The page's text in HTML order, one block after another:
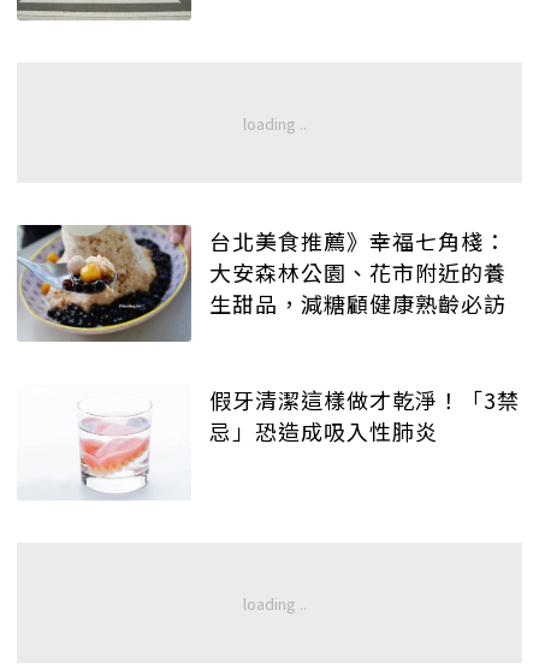
台北美食推薦》幸福七角棧：
大安森林公園、花市附近的養
生甜品，減糖顧健康熟齡必訪
假牙清潔這樣做才乾淨！「3禁
忌」恐造成吸入性肺炎